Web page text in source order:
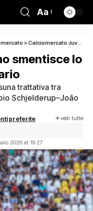
Aa
>Calciomercato Juventus
smentisce lo
trattativa tra
Schjelderup–João
preferite vedi tutte
2026 at 19:27